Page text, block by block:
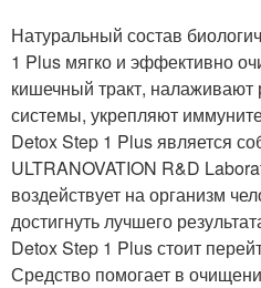
Натуральный состав
1 Plus мягко и эффективно
кишечный тракт,
системы, укрепляют
Detox Step 1 Plus является
ULTRANOVATION R&D
воздействует на организм
достигнуть лучшего
Detox Step 1 Plus стоит
Средство помогает в